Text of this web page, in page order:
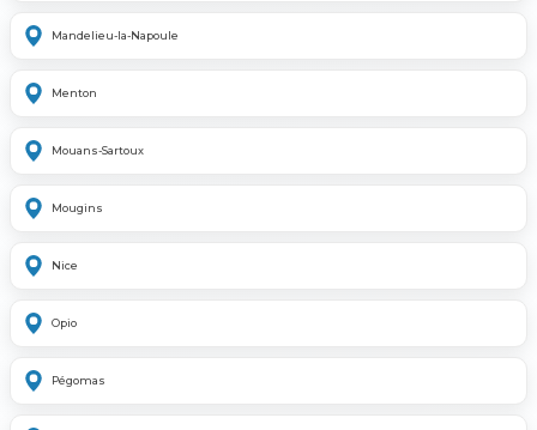
Mandelieu-la-Napoule
Menton
Mouans-Sartoux
Mougins
Nice
Opio
Pégomas